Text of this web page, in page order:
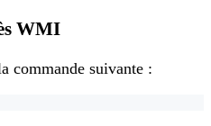
WMI
commande suivante :